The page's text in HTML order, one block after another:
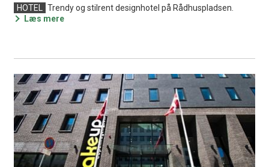
HOTEL
Trendy og stilrent designhotel på Rådhuspladsen.
Læs mere